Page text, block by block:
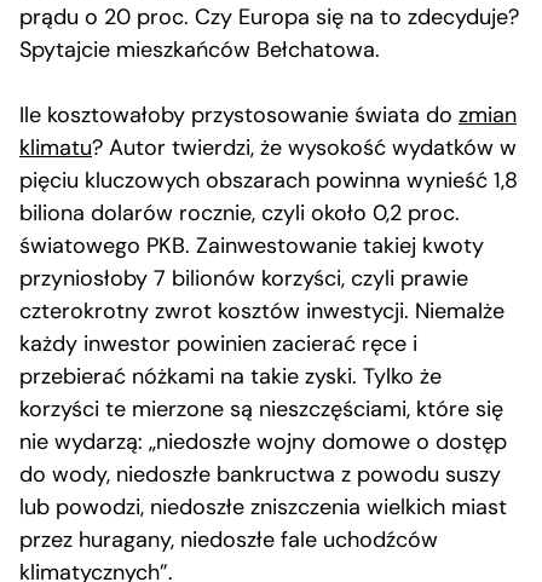
prądu o 20 proc. Czy Europa się na to zdecyduje?
Spytajcie mieszkańców Bełchatowa.
Ile kosztowałoby przystosowanie świata do zmian
klimatu? Autor twierdzi, że wysokość wydatków w
pięciu kluczowych obszarach powinna wynieść 1,8
biliona dolarów rocznie, czyli około 0,2 proc.
światowego PKB. Zainwestowanie takiej kwoty
przyniosłoby 7 bilionów korzyści, czyli prawie
czterokrotny zwrot kosztów inwestycji. Niemalże
każdy inwestor powinien zacierać ręce i
przebierać nóżkami na takie zyski. Tylko że
korzyści te mierzone są nieszczęściami, które się
nie wydarzą: „niedoszłe wojny domowe o dostęp
do wody, niedoszłe bankructwa z powodu suszy
lub powodzi, niedoszłe zniszczenia wielkich miast
przez huragany, niedoszłe fale uchodźców
klimatycznych”.